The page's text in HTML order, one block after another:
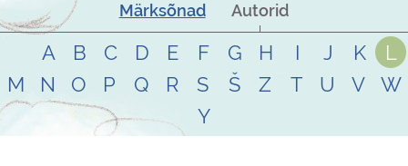
Märksõnad Autorid
A B C D E F G H I J K
L
M
N O P Q R S Š Z T U V
W
Y